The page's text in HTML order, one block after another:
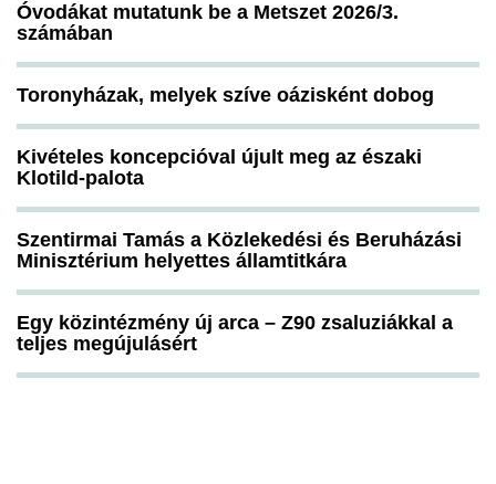
Óvodákat mutatunk be a Metszet 2026/3.
számában
Toronyházak, melyek szíve oázisként dobog
Kivételes koncepcióval újult meg az északi
Klotild-palota
Szentirmai Tamás a Közlekedési és Beruházási
Minisztérium helyettes államtitkára
Egy közintézmény új arca – Z90 zsaluziákkal a
teljes megújulásért